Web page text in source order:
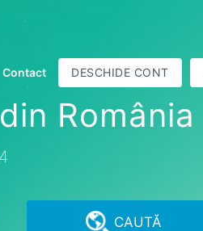
Contact DESCHIDE CONT
România
CAUTĂ